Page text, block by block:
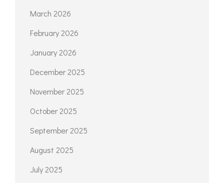
March 2026
February 2026
January 2026
December 2025
November 2025
October 2025
September 2025
August 2025
July 2025